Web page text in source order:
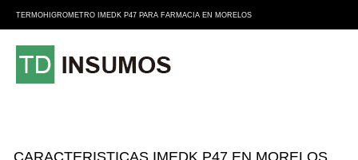
TERMOHIGROMETRO IMEDK P47 PARA FARMACIA EN MORELOS
CARACTERISTICAS IMEDK P47 EN MORELOS